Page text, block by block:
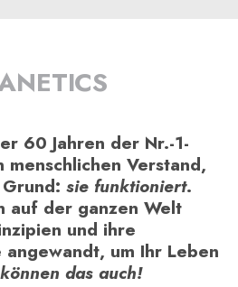
60 Jahren der Nr.-1-
Verstand,
sie funktioniert.
auf der ganzen Welt
und ihre
um Ihr Leben
das auch!